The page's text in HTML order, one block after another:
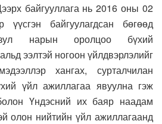
байгууллага нь 2016 оны 02
байгуулагдсан бөгөөд
нарын оролцоо бүхий
ээлтэй ногоон үйлдвэрлэлийг
хангах, сурталчилан
үйл ажиллагаа явуулна гэж
Үндэсний их баяр наадам
олон нийтийн үйл ажиллагаанд